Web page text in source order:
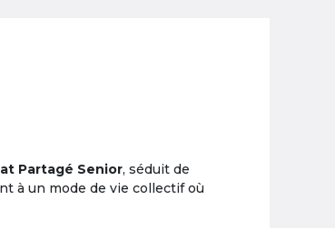
Partagé Senior, séduit de
à un mode de vie collectif où